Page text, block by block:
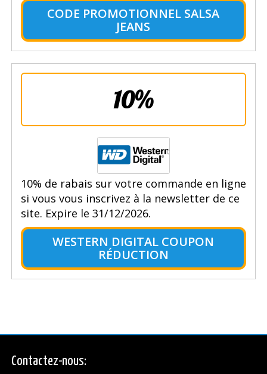
CODE PROMOTIONNEL SALSA
JEANS
10%
10% de rabais sur votre commande en ligne
si vous vous inscrivez à la newsletter de ce
site. Expire le 31/12/2026.
WESTERN DIGITAL COUPON
RÉDUCTION
Contactez-nous: